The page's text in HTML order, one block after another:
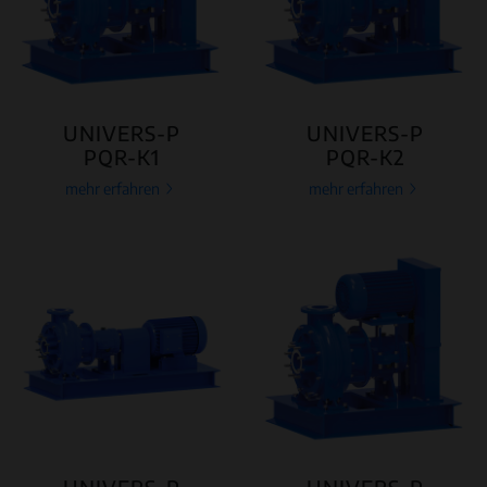
UNIVERS-P
PQR-K1
mehr erfahren
UNIVERS-P
PQR-K2
mehr erfahren